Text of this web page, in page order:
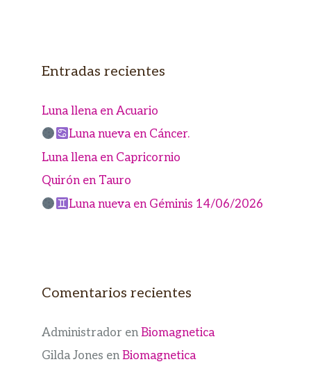
Entradas recientes
Luna llena en Acuario
Luna nueva en Cáncer.
Luna llena en Capricornio
Quirón en Tauro
Luna nueva en Géminis 14/06/2026
Comentarios recientes
Administrador enBiomagnetica
Gilda Jones enBiomagnetica